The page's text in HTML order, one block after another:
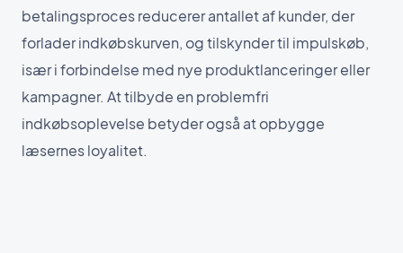
betalingsproces reducerer antallet af kunder, der
forlader indkøbskurven, og tilskynder til impulskøb,
især i forbindelse med nye produktlanceringer eller
kampagner. At tilbyde en problemfri
indkøbsoplevelse betyder også at opbygge
læsernes loyalitet.